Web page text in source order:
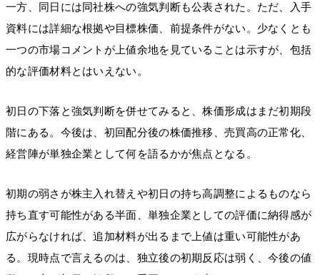
一方、同日には同社株への強気判断も公表された。ただ、入手
資料には詳細な根拠や目標株価、前提条件がない。少なくとも
一つの市場コメントが上値余地を見ていることは示すが、包括
的な評価材料とはいえない。
初日の下落と強気判断を併せてみると、株価形成はまだ初期段
階にある。今後は、初回配分後の株価推移、売買高の正常化、
経営陣が単独企業として何を語るかが焦点となる。
初期の弱さが株主入れ替えや初日の持ち高調整によるものなら
持ち直す可能性がある半面、単独企業としての評価に納得感が
広がらなければ、追加材料が出るまで上値は重い可能性があ
る。現時点で言えるのは、独立後の初期反応は弱く、今後の値